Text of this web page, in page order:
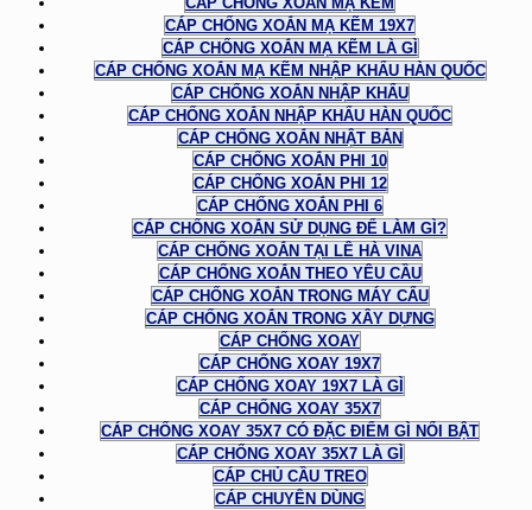
CÁP CHỐNG XOẮN MẠ KẼM 19X7
CÁP CHỐNG XOẮN MẠ KẼM LÀ GÌ
CÁP CHỐNG XOẮN MẠ KẼM NHẬP KHẨU HÀN QUỐC
CÁP CHỐNG XOẮN NHẬP KHẨU
CÁP CHỐNG XOẮN NHẬP KHẨU HÀN QUỐC
CÁP CHỐNG XOẮN NHẬT BẢN
CÁP CHỐNG XOẮN PHI 10
CÁP CHỐNG XOẮN PHI 12
CÁP CHỐNG XOẮN PHI 6
CÁP CHỐNG XOẮN SỬ DỤNG ĐỂ LÀM GÌ?
CÁP CHỐNG XOẮN TẠI LÊ HÀ VINA
CÁP CHỐNG XOẮN THEO YÊU CẦU
CÁP CHỐNG XOẮN TRONG MÁY CẨU
CÁP CHỐNG XOẮN TRONG XÂY DỰNG
CÁP CHỐNG XOAY
CÁP CHỐNG XOAY 19X7
CÁP CHỐNG XOAY 19X7 LÀ GÌ
CÁP CHỐNG XOAY 35X7
CÁP CHỐNG XOAY 35X7 CÓ ĐẶC ĐIỂM GÌ NỔI BẬT
CÁP CHỐNG XOAY 35X7 LÀ GÌ
CÁP CHỦ CẦU TREO
CÁP CHUYÊN DÙNG